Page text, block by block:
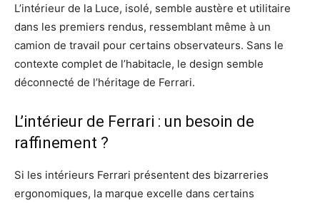
L’intérieur de la Luce, isolé, semble austère et utilitaire
dans les premiers rendus, ressemblant même à un
camion de travail pour certains observateurs. Sans le
contexte complet de l’habitacle, le design semble
déconnecté de l’héritage de Ferrari.
L’intérieur de Ferrari : un besoin de
raffinement ?
Si les intérieurs Ferrari présentent des bizarreries
ergonomiques, la marque excelle dans certains